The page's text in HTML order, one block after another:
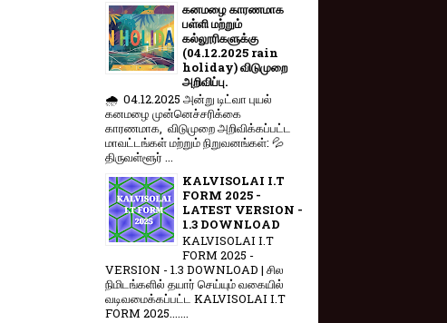
கனமழை காரணமாக
பள்ளி மற்றும்
கல்லூரிகளுக்கு
(04.12.2025 rain
holiday) விடுமுறை
அறிவிப்பு.
🌧️ 04.12.2025 அன்று டிட்வா புயல்
கனமழை முன்னெச்சரிக்கை
காரணமாக, விடுமுறை அறிவிக்கப்பட்ட
மாவட்டங்கள் மற்றும் நிறுவனங்கள்: 💦
திருவள்ளூர் ...
KALVISOLAI I.T
FORM 2025 -
LATEST VERSION -
1.3 DOWNLOAD
KALVISOLAI I.T
FORM 2025 -
VERSION - 1.3 DOWNLOAD | சில
நிமிடங்களில் தயார் செய்யும் வகையில்
வடிவமைக்கப்பட்ட KALVISOLAI I.T
FORM 2025.......